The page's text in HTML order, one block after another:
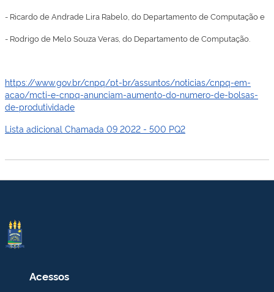
- Ricardo de Andrade Lira Rabelo, do Departamento de Computação e
- Rodrigo de Melo Souza Veras, do Departamento de Computação.
https://www.gov.br/cnpq/pt-br/assuntos/noticias/cnpq-em-
acao/mcti-e-cnpq-anunciam-aumento-do-numero-de-bolsas-
de-produtividade
Lista adicional Chamada 09 2022 - 500 PQ2
Acessos